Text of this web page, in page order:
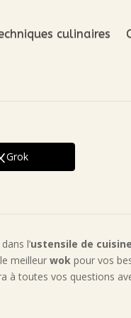
culinaires
Grok
l’ustensile de cuisine
le meilleurwok pour vos
à toutes vos questions